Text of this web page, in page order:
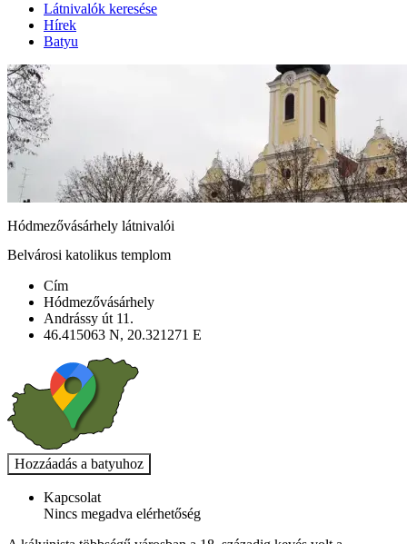
Látnivalók keresése
Hírek
Batyu
Hódmezővásárhely látnivalói
Belvárosi katolikus templom
Cím
Hódmezővásárhely
Andrássy út 11.
46.415063 N, 20.321271 E
Kapcsolat
Nincs megadva elérhetőség